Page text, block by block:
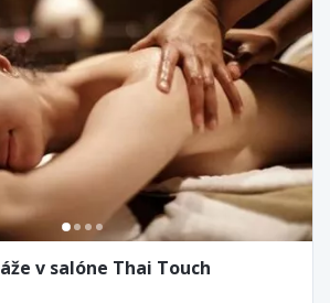
v salóne Thai Touch